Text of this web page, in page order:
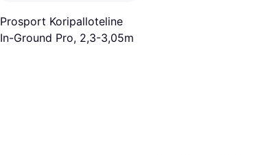
Prosport Koripalloteline
In-Ground Pro, 2,3-3,05m